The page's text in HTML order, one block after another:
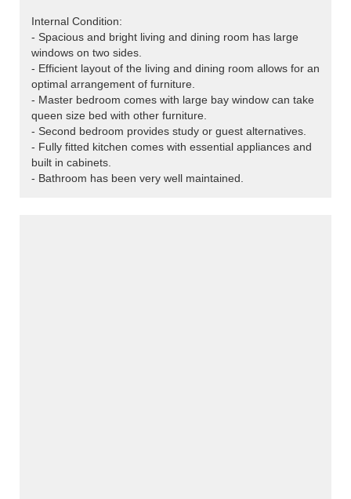
Internal Condition:
- Spacious and bright living and dining room has large
windows on two sides.
- Efficient layout of the living and dining room allows for an
optimal arrangement of furniture.
- Master bedroom comes with large bay window can take
queen size bed with other furniture.
- Second bedroom provides study or guest alternatives.
- Fully fitted kitchen comes with essential appliances and
built in cabinets.
- Bathroom has been very well maintained.